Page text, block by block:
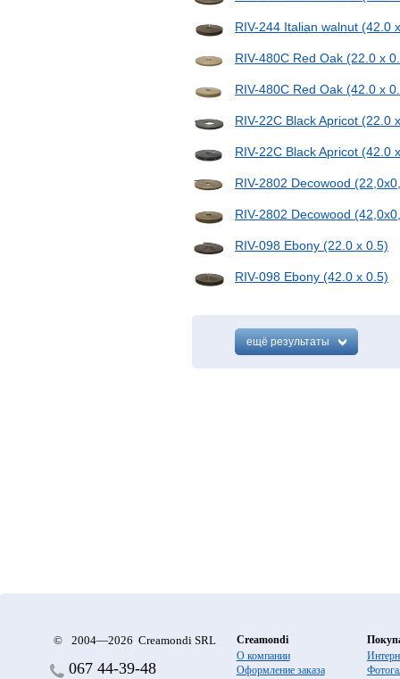
RIV-244 Italian walnut (42.0
RIV-480C Red Oak (22.0 x
RIV-480C Red Oak (42.0 x
RIV-22C Black Apricot (22.0
RIV-22C Black Apricot (42.0
RIV-2802 Decowood
RIV-2802 Decowood
RIV-098 Ebony (22.0 x 0.5)
RIV-098 Ebony (42.0 x 0.5)
ещё результаты
© 2004—2026 Creamondi SRL
067 44-39-48
Creamondi
О компании
Оформление заказа